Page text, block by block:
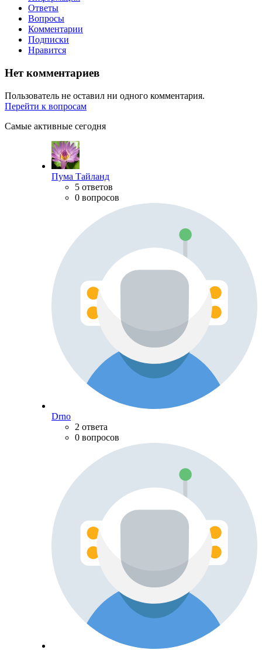
Ответы
Вопросы
Комментарии
Подписки
Нравится
Нет комментариев
Пользователь не оставил ни одного комментария.
Перейти к вопросам
Самые активные сегодня
Пума Тайланд
5 ответов
0 вопросов
Drno
2 ответа
0 вопросов